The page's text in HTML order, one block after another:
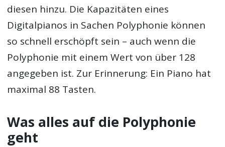
diesen hinzu. Die Kapazitäten eines
Digitalpianos in Sachen Polyphonie können
so schnell erschöpft sein – auch wenn die
Polyphonie mit einem Wert von über 128
angegeben ist. Zur Erinnerung: Ein Piano hat
maximal 88 Tasten.
Was alles auf die Polyphonie
geht